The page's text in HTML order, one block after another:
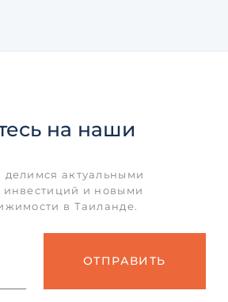
на наши
актуальными
и новыми
в Таиланде.